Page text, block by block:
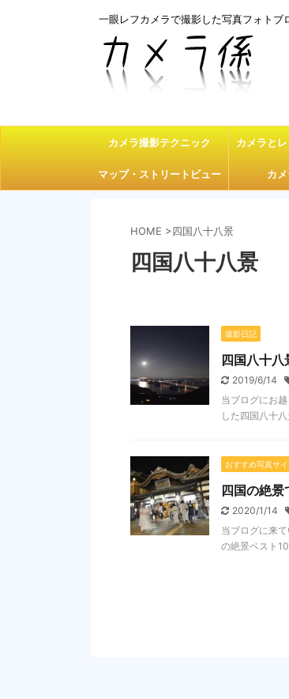
一眼レフカメラで撮影した写真フォトブ
カメラ撮影テクニック カメラと
マップ・ストリートビュー カ
HOME >四国八十八景
四国八十八景
撮影日記
四国八十
2019/6/14
当ブログにお
した四国八十
おすすめ写真サイ
四国の絶景
2020/1/14
当ブログに来
の絶景ベスト